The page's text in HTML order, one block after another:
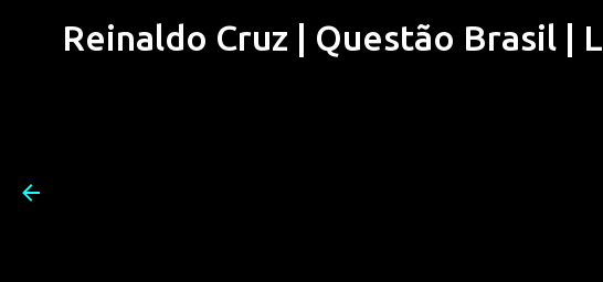
Reinaldo Cruz | Questão Brasil | L